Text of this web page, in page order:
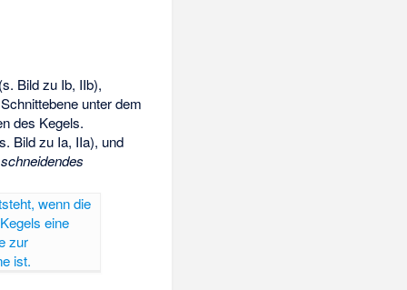
Bild zu Ib, IIb),
unter dem
des Kegels.
Bild zu Ia, IIa), und
schneidendes